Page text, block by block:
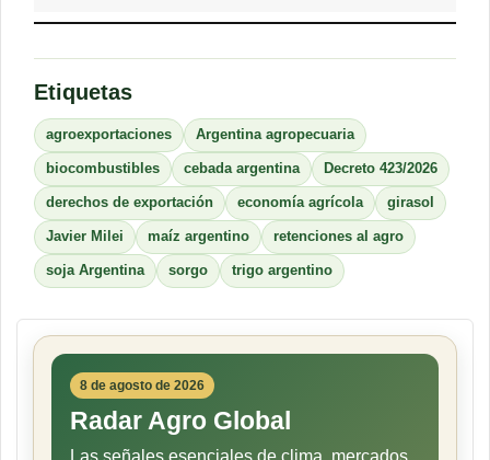
Etiquetas
agroexportaciones Argentina agropecuaria
biocombustibles cebada argentina Decreto 423/2026
derechos de exportación economía agrícola girasol
Javier Milei maíz argentino retenciones al agro
soja Argentina sorgo trigo argentino
8 de agosto de 2026
Radar Agro Global
Las señales esenciales de clima, mercados,